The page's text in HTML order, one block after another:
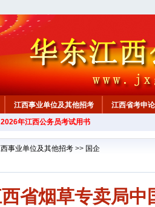
江西事业单位及其他招考 江西省考申
年江西公务员考试用书
事业单位及其他招考 >> 国企
省烟草专卖局